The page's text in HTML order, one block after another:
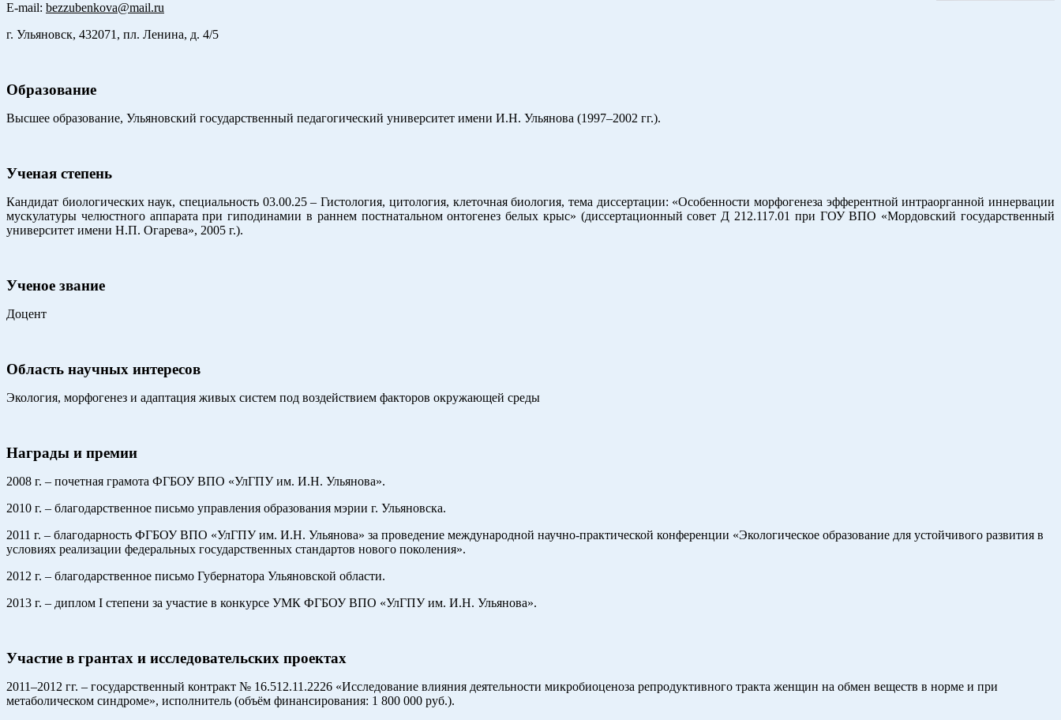
E-mail: bezzubenkova@mail.ru
г. Ульяновск, 432071, пл. Ленина, д. 4/5
Образование
Высшее образование, Ульяновский государственный педагогический университет имени И.Н. Ульянова (1997–2002 гг.).
Ученая степень
Кандидат биологических наук, специальность 03.00.25 – Гистология, цитология, клеточная биология, тема диссертации: «Особенности морфогенеза эфферентной интраорганной иннервации
мускулатуры челюстного аппарата при гиподинамии в раннем постнатальном онтогенез белых крыс» (диссертационный совет Д 212.117.01 при ГОУ ВПО «Мордовский государственный
университет имени Н.П. Огарева», 2005 г.).
Ученое звание
Доцент
Область научных интересов
Экология, морфогенез и адаптация живых систем под воздействием факторов окружающей среды
Награды и премии
2008 г. – почетная грамота ФГБОУ ВПО «УлГПУ им. И.Н. Ульянова».
2010 г. – благодарственное письмо управления образования мэрии г. Ульяновска.
2011 г. – благодарность ФГБОУ ВПО «УлГПУ им. И.Н. Ульянова» за проведение международной научно-практической конференции «Экологическое образование для устойчивого развития в
условиях реализации федеральных государственных стандартов нового поколения».
2012 г. – благодарственное письмо Губернатора Ульяновской области.
2013 г. – диплом I степени за участие в конкурсе УМК ФГБОУ ВПО «УлГПУ им. И.Н. Ульянова».
Участие в грантах и исследовательских проектах
2011–2012 гг. – государственный контракт № 16.512.11.2226 «Исследование влияния деятельности микробиоценоза репродуктивного тракта женщин на обмен веществ в норме и при
метаболическом синдроме», исполнитель (объём финансирования: 1 800 000 руб.).